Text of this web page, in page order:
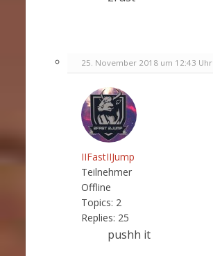
25. November 2018 um 12:43 Uhr
IIFastIIJump
Teilnehmer
Offline
Topics: 2
Replies: 25
pushh it